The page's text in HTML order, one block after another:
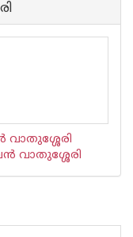
വാതുശ്ശേരി
വാതുശ്ശേരി